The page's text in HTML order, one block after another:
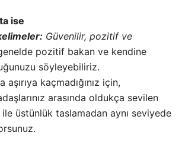
ise
Güvenilir, pozitif ve
pozitif bakan ve kendine
söyleyebiliriz.
kaçmadığınız için,
arasında oldukça sevilen
üstünlük taslamadan aynı seviyede